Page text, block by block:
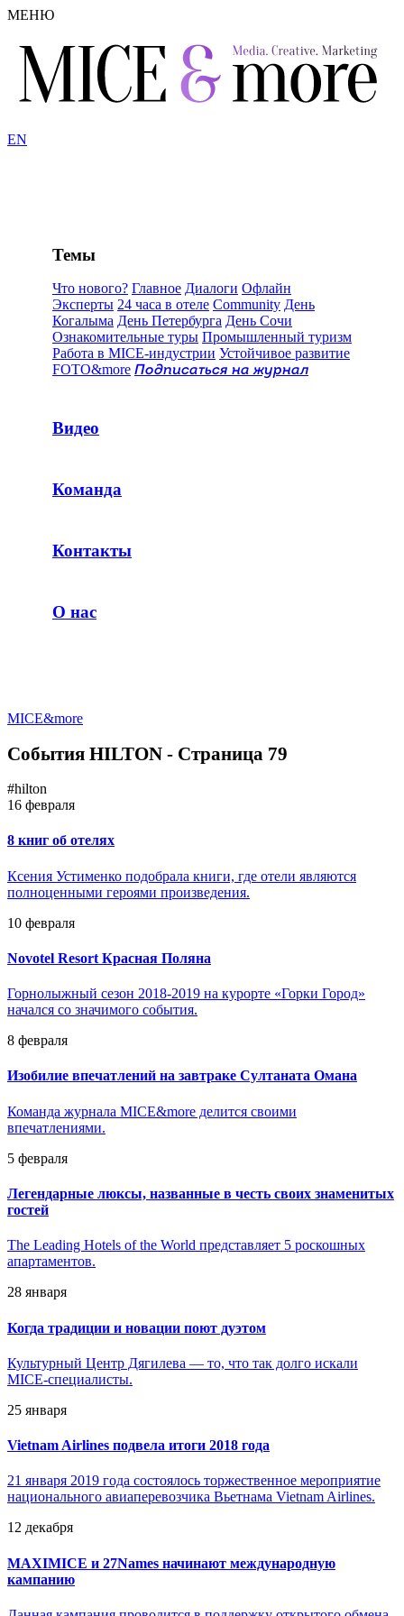
МЕНЮ
EN
Темы
Что нового? Главное Диалоги Офлайн
Эксперты 24 часа в отеле Community День
Когалыма День Петербурга День Сочи
Ознакомительные туры Промышленный туризм
Работа в MICE-индустрии Устойчивое развитие
FOTO&more Подписаться на журнал
Видео
Команда
Контакты
О нас
MICE&more
События HILTON - Страница 79
#hilton
16 февраля
8 книг об отелях
Ксения Устименко подобрала книги, где отели являются
полноценными героями произведения.
10 февраля
Novotel Resort Красная Поляна
Горнолыжный сезон 2018-2019 на курорте «Горки Город»
начался со значимого события.
8 февраля
Изобилие впечатлений на завтраке Султаната Омана
Команда журнала MICE&more делится своими
впечатлениями.
5 февраля
Легендарные люксы, названные в честь своих знаменитых
гостей
The Leading Hotels of the World представляет 5 роскошных
апартаментов.
28 января
Когда традиции и новации поют дуэтом
Культурный Центр Дягилева — то, что так долго искали
MICE-специалисты.
25 января
Vietnam Airlines подвела итоги 2018 года
21 января 2019 года состоялось торжественное мероприятие
национального авиаперевозчика Вьетнама Vietnam Airlines.
12 декабря
MAXIMICE и 27Names начинают международную
кампанию